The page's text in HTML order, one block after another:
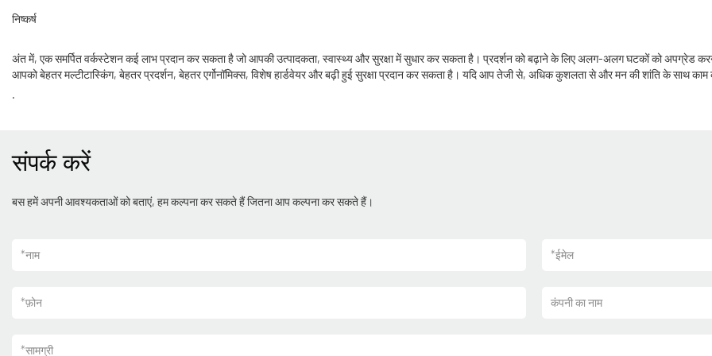
निष्कर्ष
अंत में, एक समर्पित वर्कस्टेशन कई लाभ प्रदान कर सकता है जो आपकी उत्पादकता, स्वास्थ्य और सुरक्षा में सुधार कर सकता है। प्रदर्शन को बढ़ाने के लिए अलग-अलग घटकों को
आपको बेहतर मल्टीटास्किंग, बेहतर प्रदर्शन, बेहतर एर्गोनॉमिक्स, विशेष हार्डवेयर और बढ़ी हुई सुरक्षा प्रदान कर सकता है। यदि आप तेजी से, अधिक कुशलता से और मन की शांति के साथ
.
संपर्क करें
बस हमें अपनी आवश्यकताओं को बताएं, हम कल्पना कर सकते हैं जितना आप कल्पना कर सकते हैं।
*नाम *ईमेल
*फ़ोन कंपनी का नाम
*सामग्री